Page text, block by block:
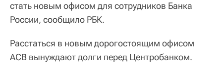
стать новым офисом для сотрудников Банка
России, сообщило РБК.
Расстаться в новым дорогостоящим офисом
АСВ вынуждают долги перед Центробанком.